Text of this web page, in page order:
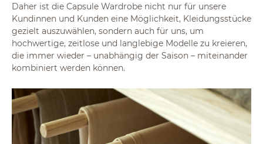
Daher ist die Capsule Wardrobe nicht nur für unsere
Kundinnen und Kunden eine Möglichkeit, Kleidungsstücke
gezielt auszuwählen, sondern auch für uns, um
hochwertige, zeitlose und langlebige Modelle zu kreieren,
die immer wieder – unabhängig der Saison – miteinander
kombiniert werden können.